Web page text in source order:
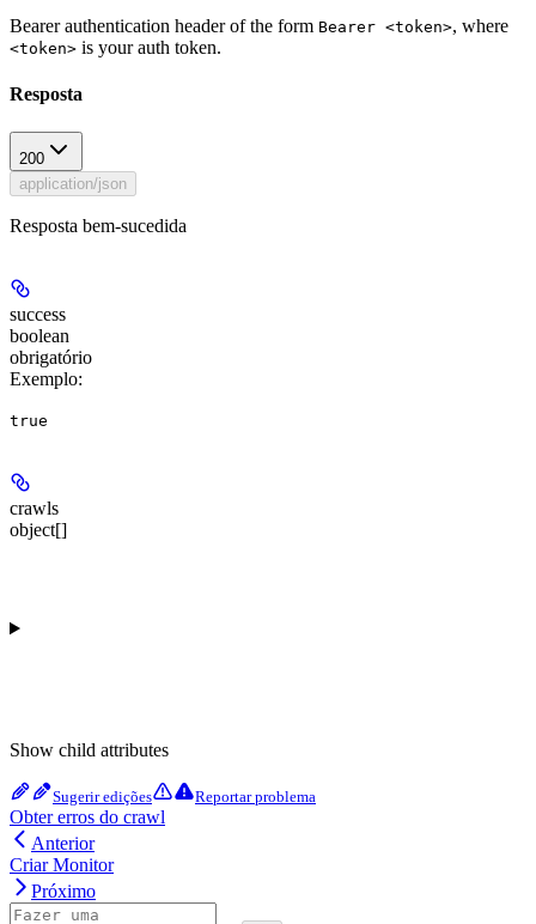
Bearer authentication header of the form Bearer <token>, where
<token> is your auth token.
Resposta
200
application/json
Resposta bem-sucedida
success
boolean
obrigatório
Exemplo:
true
crawls
object[]
Show child attributes
Sugerir edições Reportar problema
Obter erros do crawl
Anterior
Criar Monitor
Próximo